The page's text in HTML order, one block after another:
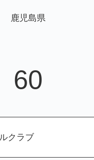
鹿児島県
60
クラブ